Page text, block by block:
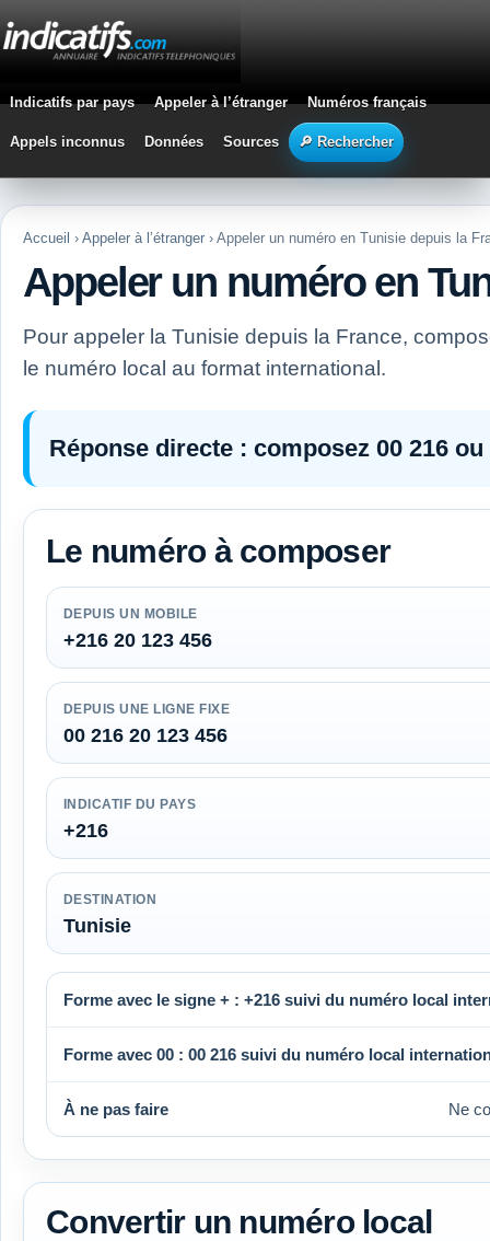
Indicatifs par pays Appeler à l’étranger Numéros français
Appels inconnus Données Sources 🔎 Rechercher
Accueil › Appeler à l’étranger › Appeler un numéro en Tunisie depuis la
Appeler un numéro en
Pour appeler la Tunisie depuis la France,
le numéro local au format international.
Réponse directe : composez 00 216 ou
Le numéro à composer
DEPUIS UN MOBILE
+216 20 123 456
DEPUIS UNE LIGNE FIXE
00 216 20 123 456
INDICATIF DU PAYS
+216
DESTINATION
Tunisie
Forme avec le signe + : +216 suivi du numéro local
Forme avec 00 : 00 216 suivi du numéro local
À ne pas faire Ne
Convertir un numéro local